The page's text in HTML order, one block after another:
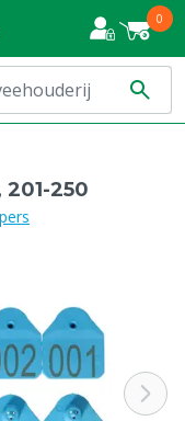
0
250